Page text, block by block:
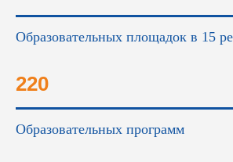
Образовательных площадок в 15
220
Образовательных программ